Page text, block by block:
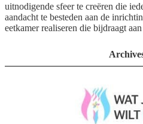
uitnodigende sfeer te creëren die
aandacht te besteden aan de
eetkamer realiseren die bijdraagt